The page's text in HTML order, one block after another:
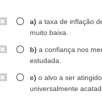
a) a taxa de inflação
muito baixa.
b) a confiança nos
estudada.
c) o alvo a ser
universalmente